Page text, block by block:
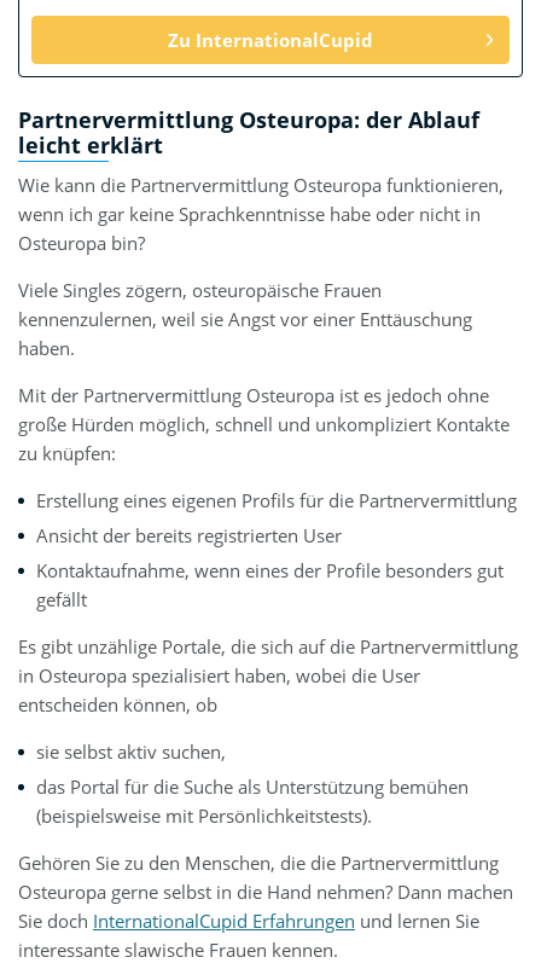
Zu InternationalCupid
Partnervermittlung Osteuropa: der Ablauf
leicht erklärt
Wie kann die Partnervermittlung Osteuropa funktionieren,
wenn ich gar keine Sprachkenntnisse habe oder nicht in
Osteuropa bin?
Viele Singles zögern, osteuropäische Frauen
kennenzulernen, weil sie Angst vor einer Enttäuschung
haben.
Mit der Partnervermittlung Osteuropa ist es jedoch ohne
große Hürden möglich, schnell und unkompliziert Kontakte
zu knüpfen:
Erstellung eines eigenen Profils für die Partnervermittlung
Ansicht der bereits registrierten User
Kontaktaufnahme, wenn eines der Profile besonders gut
gefällt
Es gibt unzählige Portale, die sich auf die Partnervermittlung
in Osteuropa spezialisiert haben, wobei die User
entscheiden können, ob
sie selbst aktiv suchen,
das Portal für die Suche als Unterstützung bemühen
(beispielsweise mit Persönlichkeitstests).
Gehören Sie zu den Menschen, die die Partnervermittlung
Osteuropa gerne selbst in die Hand nehmen? Dann machen
Sie doch InternationalCupid Erfahrungen und lernen Sie
interessante slawische Frauen kennen.